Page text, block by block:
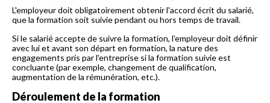
L'employeur doit obligatoirement obtenir l'accord écrit du salarié,
que la formation soit suivie pendant ou hors temps de travail.
Si le salarié accepte de suivre la formation, l'employeur doit définir
avec lui et avant son départ en formation, la nature des
engagements pris par l'entreprise si la formation suivie est
concluante (par exemple, changement de qualification,
augmentation de la rémunération, etc.).
Déroulement de la formation